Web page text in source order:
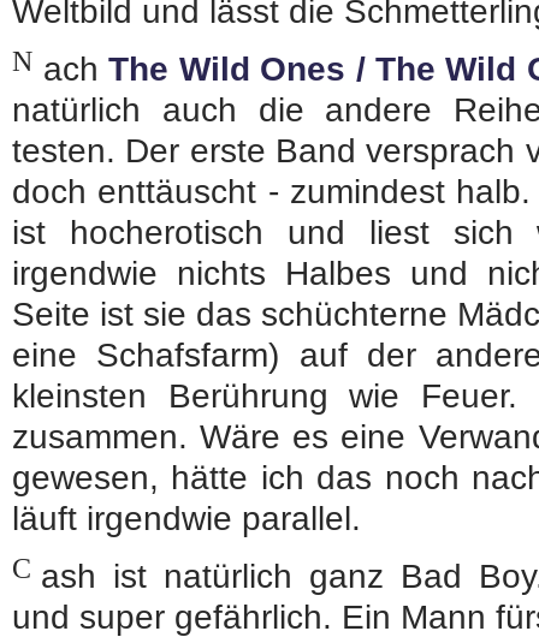
Weltbild und lässt die
N achThe Wild Ones / The Wild
natürlich auch die andere
testen. Der erste Band versprach
doch enttäuscht - zumindest
ist hocherotisch und liest
irgendwie nichts Halbes und
Seite ist sie das schüchterne
eine Schafsfarm) auf der
kleinsten Berührung wie
zusammen. Wäre es eine
gewesen, hätte ich das noch
läuft irgendwie parallel.
C ash ist natürlich ganz Bad
und super gefährlich. Ein Mann